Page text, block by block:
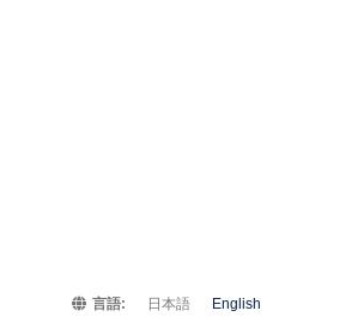
言語: 日本語 English